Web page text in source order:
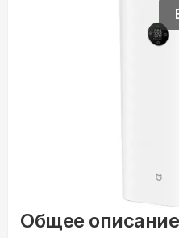
Общее описание